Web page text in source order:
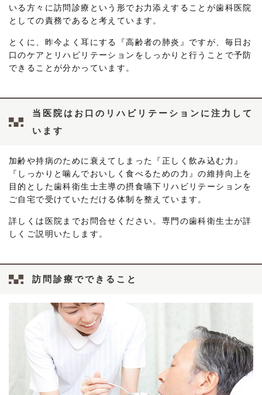
いる方々に訪問診療という形でお力添えすることが歯科医院
としての責務であると考えています。
とくに、昨今よく耳にする『高齢者の肺炎』ですが、毎日お
口のケアとリハビリテーションをしっかりと行うことで予防
できることが分かっています。
当医院はお口のリハビリテーションに注力して
います
加齢や持病のために衰えてしまった『正しく飲み込む力』
『しっかりと噛んでおいしく食べるための力』の維持向上を
目的とした歯科衛生士主導の摂食嚥下リハビリテーションを
ご自宅で受けていただける体制を整えています。
詳しくは医院までお問合せください。専門の歯科衛生士が詳
しくご説明いたします。
訪問診療でできること